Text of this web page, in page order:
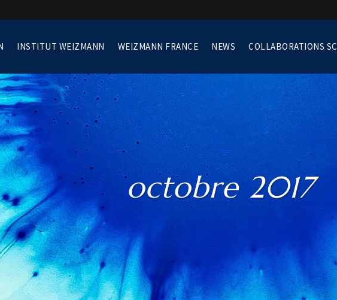
INSTITUT WEIZMANN WEIZMANN FRANCE NEWS COLLABORATIONS
octobre 2017